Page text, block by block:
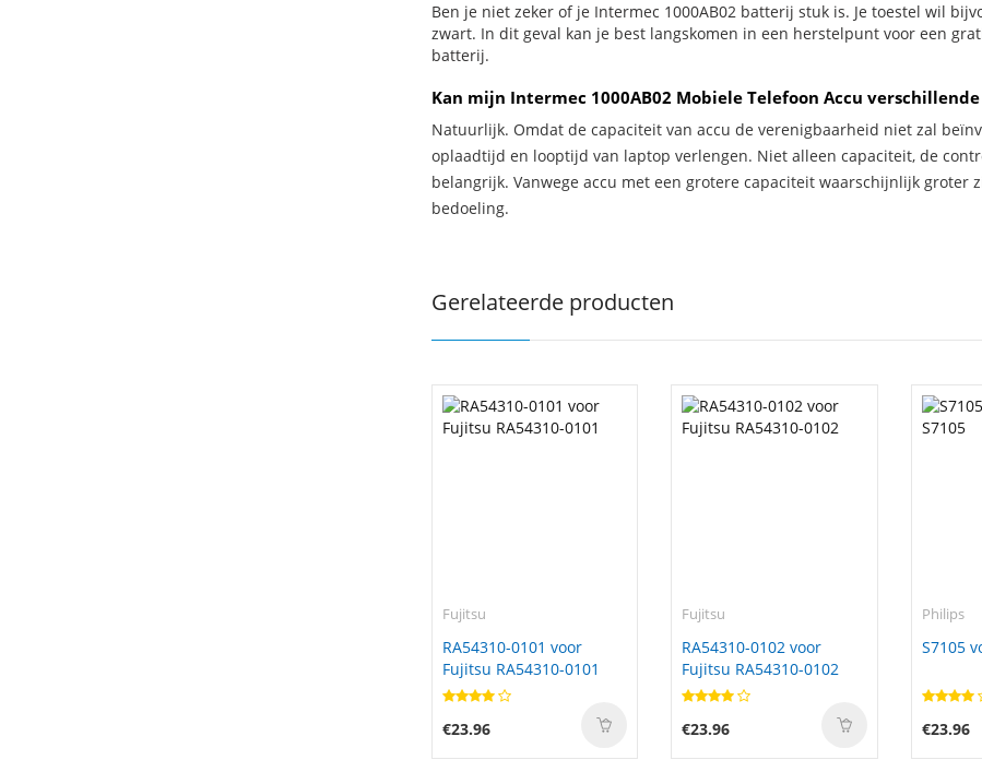
Ben je niet zeker of je Intermec 1000AB02 batterij stuk is. Je toestel wil
zwart. In dit geval kan je best langskomen in een herstelpunt voor een
batterij.
Kan mijn Intermec 1000AB02 Mobiele Telefoon Accu
Natuurlijk. Omdat de capaciteit van accu de verenigbaarheid niet zal
oplaadtijd en looptijd van laptop verlengen. Niet alleen capaciteit, de
belangrijk. Vanwege accu met een grotere capaciteit waarschijnlijk groter
bedoeling.
Gerelateerde producten
Fujitsu
RA54310-0101 voor
Fujitsu RA54310-0101
€23.96
Fujitsu
RA54310-0102 voor
Fujitsu RA54310-0102
€23.96
Philips
S7105
€23.96